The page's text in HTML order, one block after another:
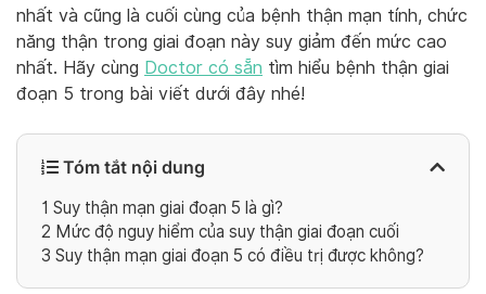
nhất và cũng là cuối cùng của bệnh thận mạn tính, chức
năng thận trong giai đoạn này suy giảm đến mức cao
nhất. Hãy cùng Doctor có sẵn tìm hiểu bệnh thận giai
đoạn 5 trong bài viết dưới đây nhé!
Tóm tắt nội dung
1 Suy thận mạn giai đoạn 5 là gì?
2 Mức độ nguy hiểm của suy thận giai đoạn cuối
3 Suy thận mạn giai đoạn 5 có điều trị được không?